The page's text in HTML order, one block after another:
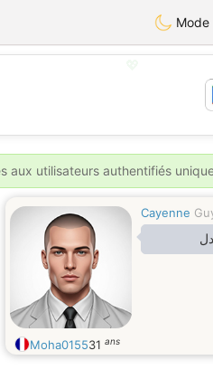
Mode
aux utilisateurs authentifiés
Cayenne
Moha015531 ans